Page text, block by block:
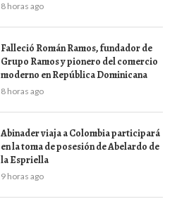
8 horas ago
Falleció Román Ramos, fundador de
Grupo Ramos y pionero del comercio
moderno en República Dominicana
8 horas ago
Abinader viaja a Colombia participará
en la toma de posesión de Abelardo de
la Espriella
9 horas ago